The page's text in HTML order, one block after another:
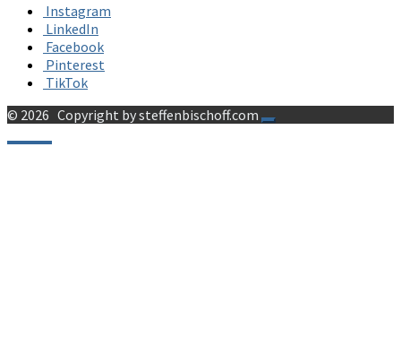
Instagram
LinkedIn
Facebook
Pinterest
TikTok
© 2026 Copyright by steffenbischoff.com